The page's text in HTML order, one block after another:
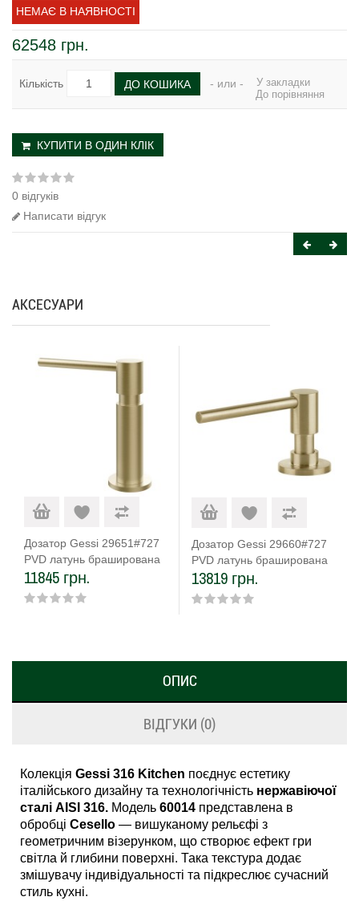
НЕМАЄ В НАЯВНОСТІ
62548 грн.
Кількість ДО КОШИКА - или -
У закладки
До порівняння
КУПИТИ В ОДИН КЛІК
0 відгуків
Написати відгук
АКСЕСУАРИ
Дозатор Gessi 29651#727
PVD латунь браширована
11845 грн.
Дозатор Gessi 29660#727
PVD латунь браширована
13819 грн.
ОПИС
ВІДГУКИ (0)
Колекція Gessi 316 Kitchen поєднує естетику
італійського дизайну та технологічність нержавіючої
сталі AISI 316. Модель 60014 представлена в
обробці Cesello — вишуканому рельєфі з
геометричним візерунком, що створює ефект гри
світла й глибини поверхні. Така текстура додає
змішувачу індивідуальності та підкреслює сучасний
стиль кухні.